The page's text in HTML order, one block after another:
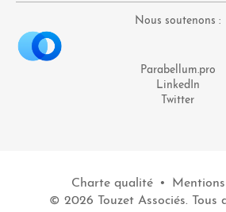
Nous soutenons :
Parabellum.pro
LinkedIn
Twitter
Charte qualité •
© 2026 Touzet Associés. Tous